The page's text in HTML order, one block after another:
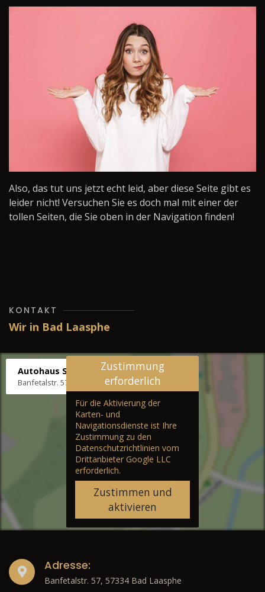
Also, das tut uns jetzt echt leid, aber diese Seite gibt es
leider nicht! Versuchen Sie es doch mal mit einer der
tollen Seiten, die Sie oben in der Navigation finden!
KONTAKT
Wir in Bad Laasphe
Autohaus Stenger
Banfetalstr. 57, 57334 Bad Laasphe
Zustimmung
erforderlich
Für die Aktivierung der
Karten- und
Navigationsdienste ist Ihre
Zustimmung zu den
Datenschutzrichtlinien vom
Drittanbieter Google LLC
erforderlich.
Zustimmen und
aktivieren
Adresse:
Banfetalstr. 57, 57334 Bad Laasphe